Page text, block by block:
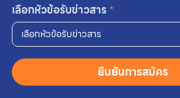
เลือกหัวข้อรับข่าวสาร*
เลือกหัวข้อรับข่าวสาร
ยืนยันการสมัคร